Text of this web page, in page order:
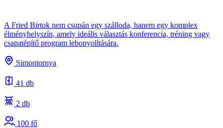
A Fried Birtok nem csupán egy szálloda, hanem egy komplex
élményhelyszín, amely ideális választás konferencia, tréning vagy
csapatépítő program lebonyolítására.
Simontornya
41 db
2 db
100 fő